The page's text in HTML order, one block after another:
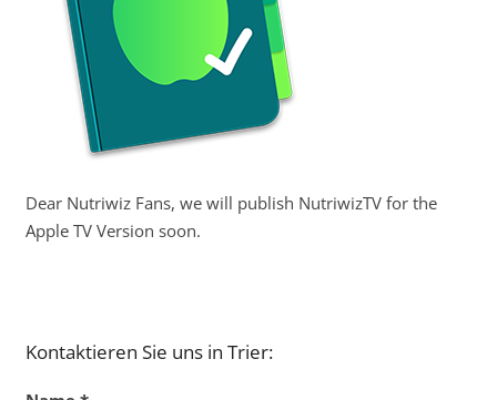
Dear Nutriwiz Fans, we will publish NutriwizTV for the
Apple TV Version soon.
Kontaktieren Sie uns in Trier: